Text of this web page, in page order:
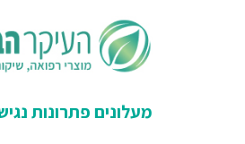
מעלונים פתרונות